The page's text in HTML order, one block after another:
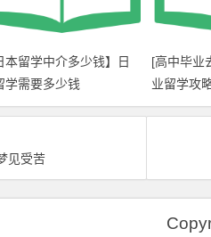
本留学中介多少钱】日
学需要多少钱
[高中毕业
业留学攻
见受苦